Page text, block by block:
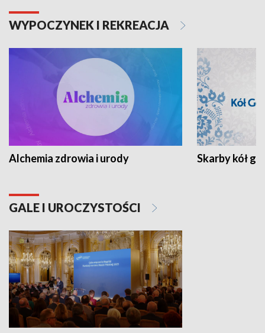
WYPOCZYNEK I REKREACJA
Alchemia zdrowia i urody Skarby kół
GALE I UROCZYSTOŚCI